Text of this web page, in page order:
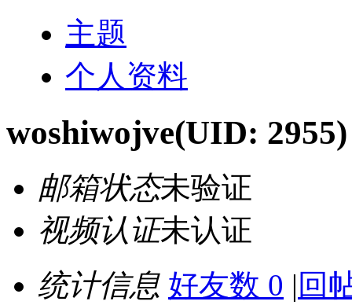
主题
个人资料
woshiwojve(UID: 2955)
邮箱状态未验证
视频认证未认证
统计信息 好友数 0 | 回